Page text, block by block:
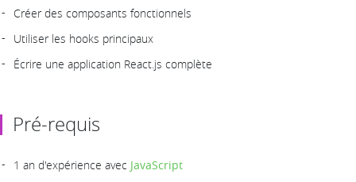
Créer des composants fonctionnels
Utiliser les hooks principaux
Écrire une application React.js complète
Pré-requis
1 an d'expérience avec JavaScript